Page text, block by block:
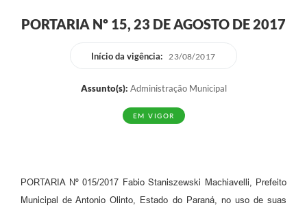
Plano Municipal de Educação-PME
Plano de Saneamento Básico
PORTARIA Nº 15, 23 DE AGOSTO DE 2017
Início da vigência: 23/08/2017
Assunto(s): Administração Municipal
EM VIGOR
PORTARIA Nº 015/2017 Fabio Staniszewski Machiavelli, Prefeito
Municipal de Antonio Olinto, Estado do Paraná, no uso de suas